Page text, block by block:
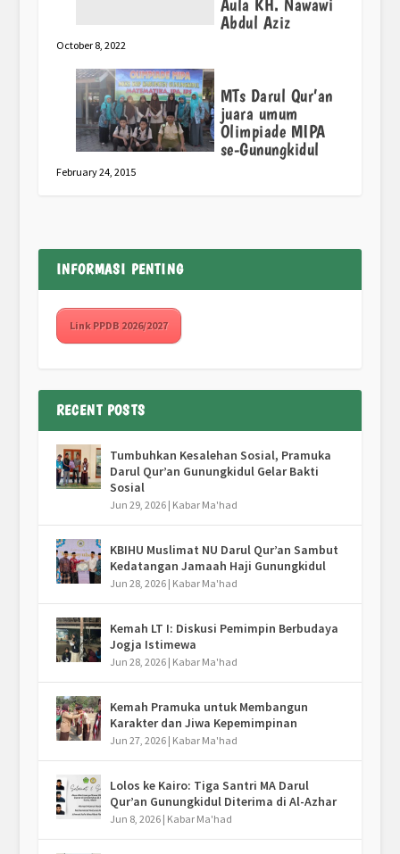
Abdul Aziz
October 8, 2022
MTs Darul Qur’an
juara umum
Olimpiade MIPA
se-Gunungkidul
February 24, 2015
INFORMASI PENTING
Link PPDB 2026/2027
RECENT POSTS
Tumbuhkan Kesalehan Sosial, Pramuka
Darul Qur’an Gunungkidul Gelar Bakti
Sosial
Jun 29, 2026| Kabar Ma'had
KBIHU Muslimat NU Darul Qur’an Sambut
Kedatangan Jamaah Haji Gunungkidul
Jun 28, 2026| Kabar Ma'had
Kemah LT I: Diskusi Pemimpin Berbudaya
Jogja Istimewa
Jun 28, 2026| Kabar Ma'had
Kemah Pramuka untuk Membangun
Karakter dan Jiwa Kepemimpinan
Jun 27, 2026| Kabar Ma'had
Lolos ke Kairo: Tiga Santri MA Darul
Qur’an Gunungkidul Diterima di Al-Azhar
Jun 8, 2026| Kabar Ma'had